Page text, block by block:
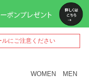
にご注意ください
WOMEN MEN
ペー
ジト
ップ
へ